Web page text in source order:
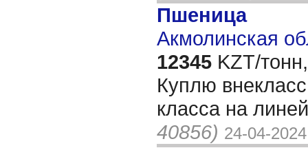
Пшеница
Акмолинская
12345 KZT/тонн,
Куплю
класса на
40856) 24-04-2024